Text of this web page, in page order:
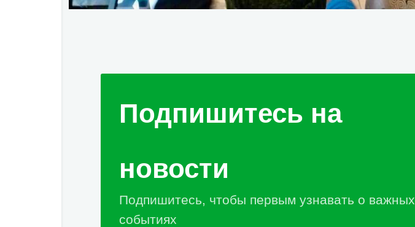
Подпишитесь на
новости
Подпишитесь, чтобы первым узнавать о важных
событиях